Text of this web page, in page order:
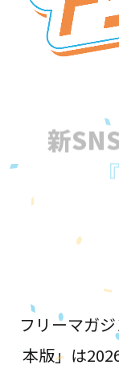
新
フリーマガ
本版」は